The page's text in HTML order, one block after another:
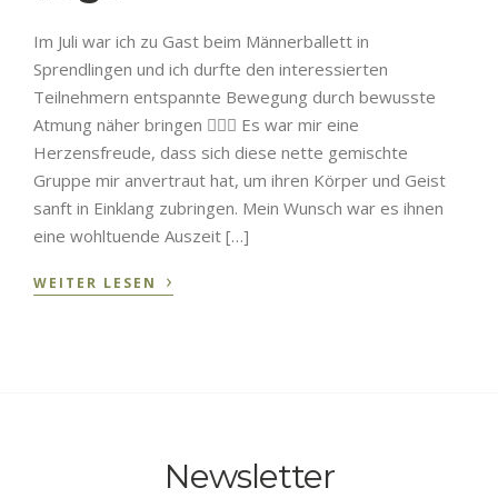
Im Juli war ich zu Gast beim Männerballett in
Sprendlingen und ich durfte den interessierten
Teilnehmern entspannte Bewegung durch bewusste
Atmung näher bringen 🧘🏻‍♀️ Es war mir eine
Herzensfreude, dass sich diese nette gemischte
Gruppe mir anvertraut hat, um ihren Körper und Geist
sanft in Einklang zubringen. Mein Wunsch war es ihnen
eine wohltuende Auszeit […]
WEITER LESEN ›
Newsletter